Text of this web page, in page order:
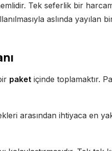
Tek seferlik bir
aslında yayılan
paketiçinde toplamaktır.
arasından ihtiyaca en